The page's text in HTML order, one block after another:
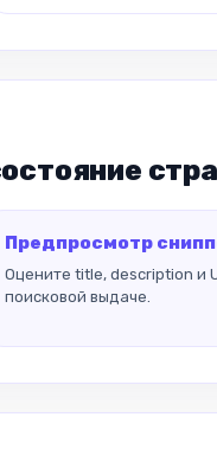
Предпросмотр
Оцените title, description и
поисковой выдаче.